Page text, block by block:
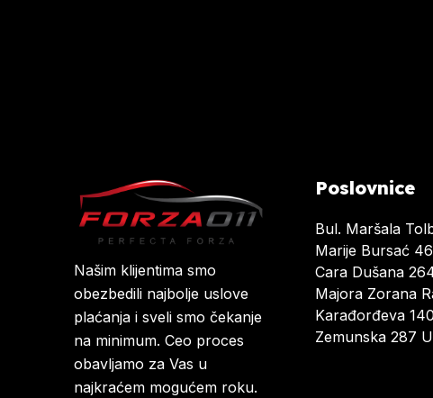
Našim klijentima smo
obezbedili najbolje uslove
plaćanja i sveli smo čekanje
na minimum. Ceo proces
obavljamo za Vas u
najkraćem mogućem roku.
Poslovnice
Bul. Maršala
Marije Bursać 46
Cara Dušana
Majora Zorana
Karađorđeva
Zemunska 287